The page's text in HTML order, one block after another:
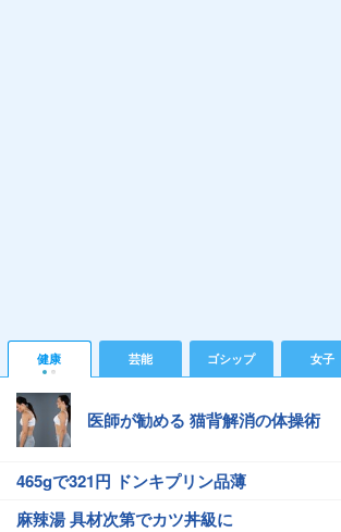
健康 芸能 ゴシップ 女子
医師が勧める 猫背解消の体操術
465gで321円 ドンキプリン品薄
麻辣湯 具材次第でカツ丼級に